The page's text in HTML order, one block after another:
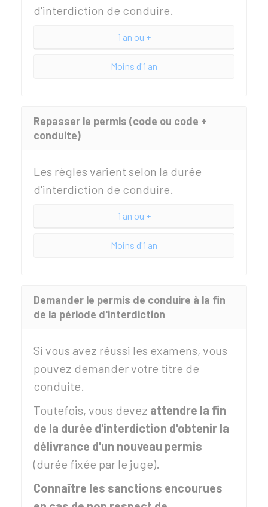
d'interdiction de conduire.
1 an ou +
Moins d'1 an
Repasser le permis (code ou code +
conduite)
Les règles varient selon la durée
d'interdiction de conduire.
1 an ou +
Moins d'1 an
Demander le permis de conduire à la fin
de la période d'interdiction
Si vous avez réussi les examens, vous
pouvez demander votre titre de
conduite.
Toutefois, vous devez attendre la fin
de la durée d'interdiction d'obtenir la
délivrance d'un nouveau permis
(durée fixée par le juge).
Connaître les sanctions encourues